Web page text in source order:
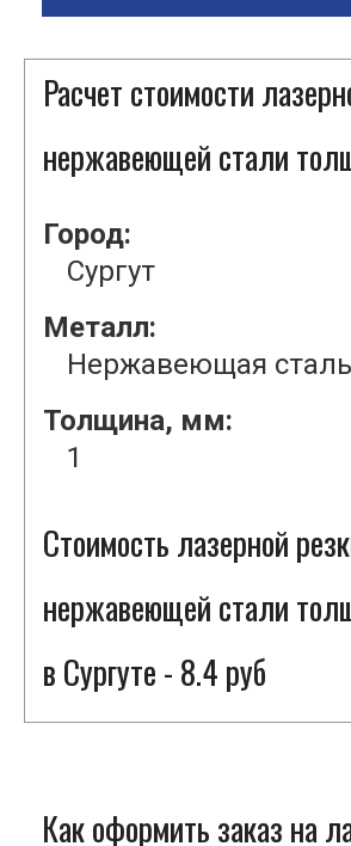
Расчет стоимости
нержавеющей стали
Город:
Сургут
Металл:
Нержавеющая сталь
Толщина, мм:
1
Стоимость лазерной
нержавеющей стали
в Сургуте - 8.4 руб
Как оформить заказ на